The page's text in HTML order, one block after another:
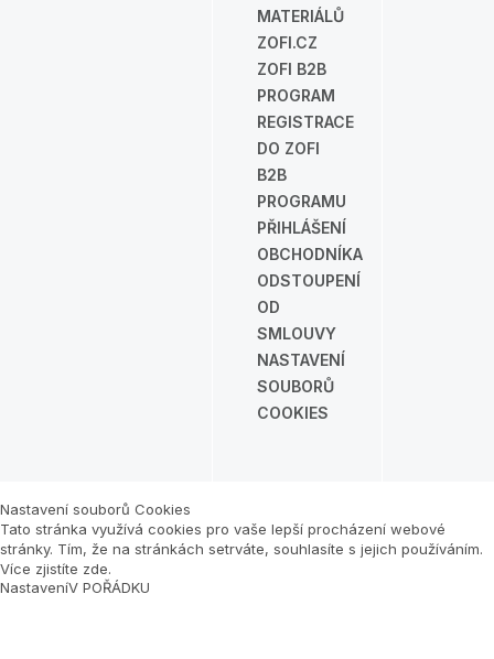
MATERIÁLŮ
ZOFI.CZ
ZOFI B2B
PROGRAM
REGISTRACE
DO ZOFI
B2B
PROGRAMU
PŘIHLÁŠENÍ
OBCHODNÍKA
ODSTOUPENÍ
OD
SMLOUVY
NASTAVENÍ
SOUBORŮ
COOKIES
Nastavení souborů Cookies
Tato stránka využívá cookies pro vaše lepší procházení webové
stránky. Tím, že na stránkách setrváte, souhlasíte s jejich používáním.
Více zjistíte zde.
NastaveníV POŘÁDKU